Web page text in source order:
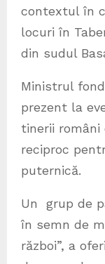
contextul în
locuri în
din sudul
Ministrul
prezent la
tinerii români
reciproc
puternică.
Un grup de
în semn de
război”, a